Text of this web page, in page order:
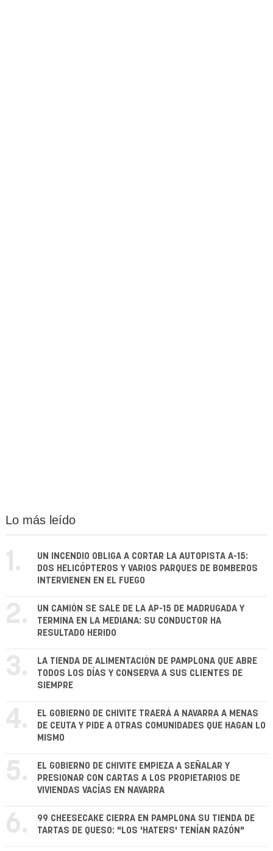
Lo más leído
1.
UN INCENDIO OBLIGA A CORTAR LA AUTOPISTA A-15:
DOS HELICÓPTEROS Y VARIOS PARQUES DE BOMBEROS
INTERVIENEN EN EL FUEGO
2.
UN CAMIÓN SE SALE DE LA AP-15 DE MADRUGADA Y
TERMINA EN LA MEDIANA: SU CONDUCTOR HA
RESULTADO HERIDO
3.
LA TIENDA DE ALIMENTACIÓN DE PAMPLONA QUE ABRE
TODOS LOS DÍAS Y CONSERVA A SUS CLIENTES DE
SIEMPRE
4.
EL GOBIERNO DE CHIVITE TRAERÁ A NAVARRA A MENAS
DE CEUTA Y PIDE A OTRAS COMUNIDADES QUE HAGAN LO
MISMO
5.
EL GOBIERNO DE CHIVITE EMPIEZA A SEÑALAR Y
PRESIONAR CON CARTAS A LOS PROPIETARIOS DE
VIVIENDAS VACÍAS EN NAVARRA
6.
99 CHEESECAKE CIERRA EN PAMPLONA SU TIENDA DE
TARTAS DE QUESO: "LOS 'HATERS' TENÍAN RAZÓN"